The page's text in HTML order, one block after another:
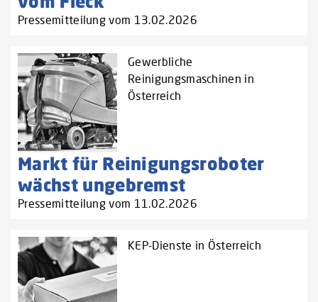
Pressemitteilung vom 13.02.2026
Gewerbliche
Reinigungsmaschinen in
Österreich
Markt für Reinigungsroboter
wächst ungebremst
Pressemitteilung vom 11.02.2026
KEP-Dienste in Österreich